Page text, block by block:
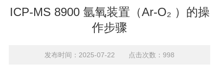
ICP-MS 8900 氩氧装置（Ar-O₂ ）的操
作步骤
发布时间：2025-07-22 点击次数：998